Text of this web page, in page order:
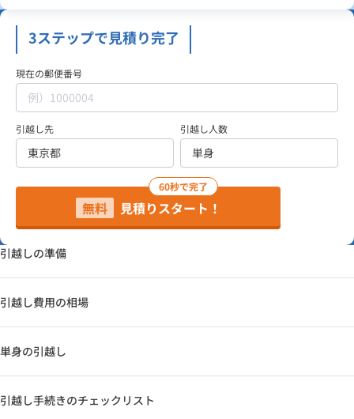
3ステップで見積り完了
現在の郵便番号
引越し先 引越し人数
60秒で完了
無料 見積りスタート！
引越しの準備
引越し費用の相場
単身の引越し
引越し手続きのチェックリスト